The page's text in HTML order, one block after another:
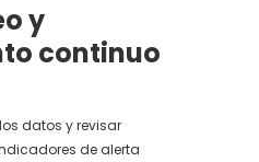
y
continuo
datos y revisar
de alerta